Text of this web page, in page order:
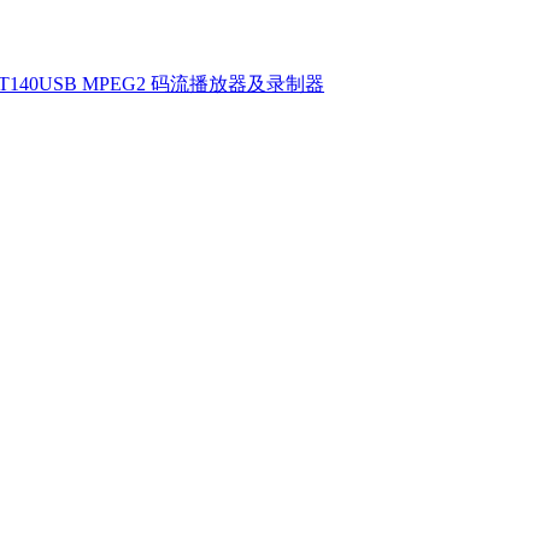
MPEG2 码流播放器及录制器